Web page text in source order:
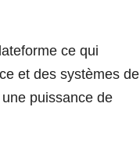
ce qui
et des systèmes de
puissance de